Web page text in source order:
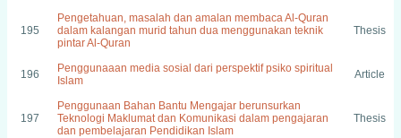
195
Pengetahuan, masalah dan amalan membaca Al-Quran
dalam kalangan murid tahun dua menggunakan teknik
pintar Al-Quran
Thesis
196
Penggunaaan media sosial dari perspektif psiko spiritual
Islam
Article
197
Penggunaan Bahan Bantu Mengajar berunsurkan
Teknologi Maklumat dan Komunikasi dalam pengajaran
dan pembelajaran Pendidikan Islam
Thesis